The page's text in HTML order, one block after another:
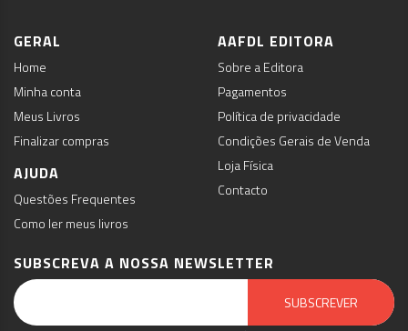
GERAL
Home
Minha conta
Meus Livros
Finalizar compras
AJUDA
Questões Frequentes
Como ler meus livros
AAFDL EDITORA
Sobre a Editora
Pagamentos
Política de privacidade
Condições Gerais de Venda
Loja Física
Contacto
SUBSCREVA A NOSSA NEWSLETTER
SUBSCREVER
Email Marketing by E-goi